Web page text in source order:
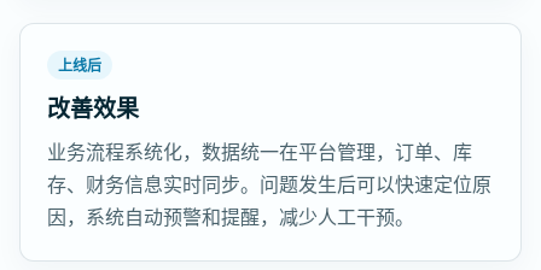
上线后
改善效果
业务流程系统化，数据统一在平台管理，订单、库
存、财务信息实时同步。问题发生后可以快速定位原
因，系统自动预警和提醒，减少人工干预。